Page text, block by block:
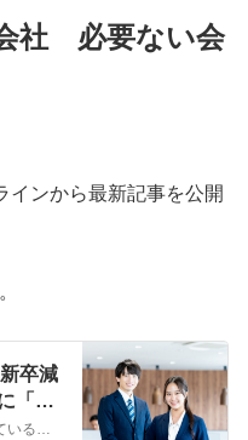
社 必要ない会
インから最新記事を公開
卒減
「中
」のここ数年、新卒初任給が大きく上昇している。トップ企業群では40万円という数値も出ているが、こうした変化は企業と学生にどんな変化をもたらすのだろうか。